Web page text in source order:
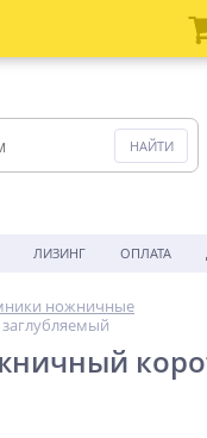
ЛИЗИНГ ОПЛАТА
ножничные